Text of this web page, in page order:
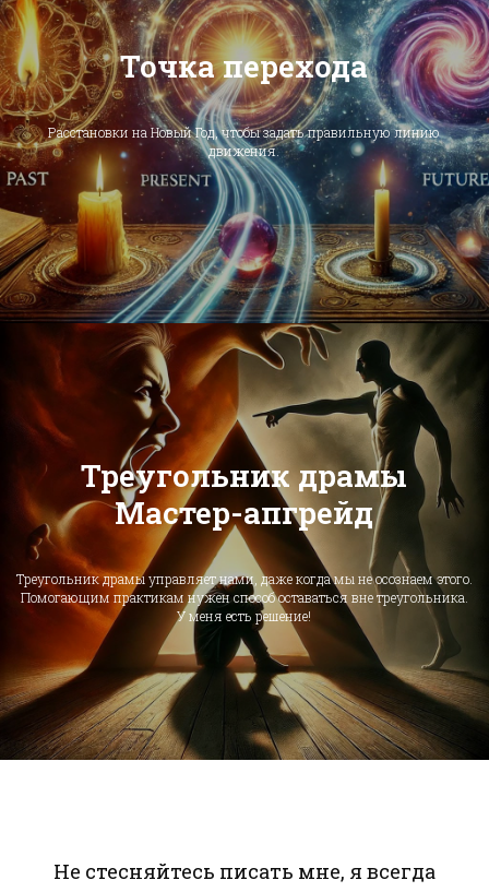
Точка перехода
Расстановки на Новый Год, чтобы задать правильную линию
движения.
Треугольник драмы
Мастер-апгрейд
Треугольник драмы управляет нами, даже когда мы не осознаем этого.
Помогающим практикам нужен способ оставаться вне треугольника.
У меня есть решение!
Не стесняйтесь писать мне, я всегда